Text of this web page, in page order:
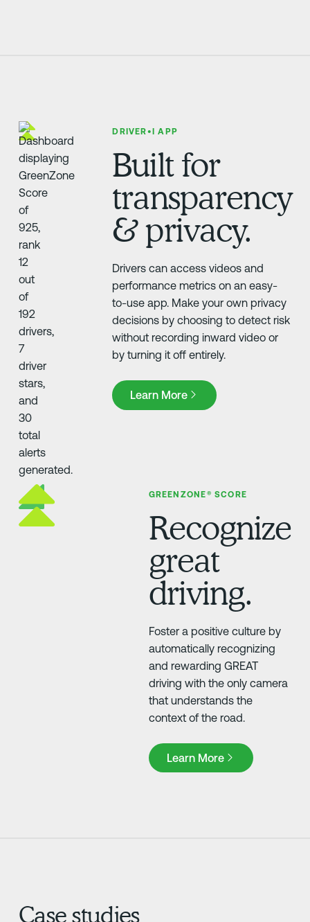
DRIVER•I APP
Built for
transparency
& privacy.
Drivers can access videos and
performance metrics on an easy-
to-use app. Make your own privacy
decisions by choosing to detect risk
without recording inward video or
by turning it off entirely.
Learn More
Learn More
GREENZONE® SCORE
Recognize
great
driving.
Foster a positive culture by
automatically recognizing
and rewarding GREAT
driving with the only camera
that understands the
context of the road.
Learn More
Learn More
Case studies